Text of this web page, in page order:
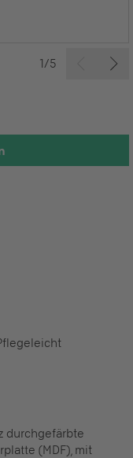
1/5
durchgefärbte
(MDF), mit